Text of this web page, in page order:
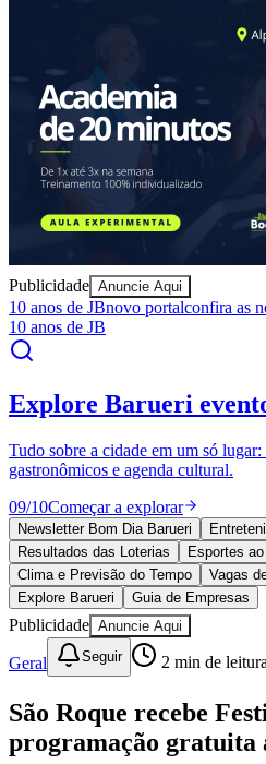
Juventude
Publicidade Anuncie Aqui
10 anos de JBnovo portalconfira as
10 anos de JB
Explore Barueri
Tudo sobre a cidade em um só
gastronômicos e agenda cultural.
09/10Começar a explorar
Newsletter Bom Dia Barueri
Resultados das Loterias
Esportes
Clima e Previsão do Tempo
Vagas
Explore Barueri
Guia de Empresas
Publicidade Anuncie Aqui
Geral Seguir 2 min de leitura
São Roque recebe
programação gratuita